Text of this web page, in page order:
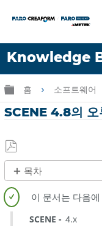
Knowledge
언어
도움 받기
글로벌 계층 확
홈 소프트웨어
SCENE 4.8의 오
PDF
로
저
장
목차
제
목
없
음
SCENE 4.x